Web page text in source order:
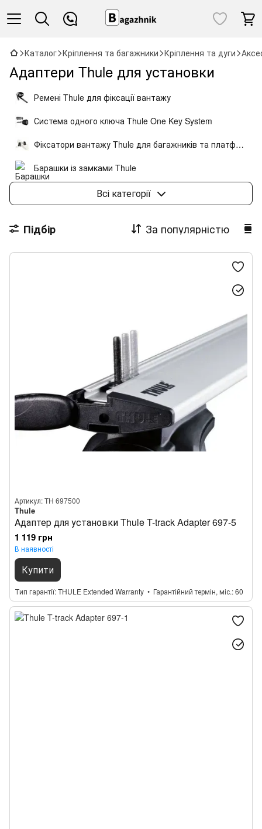
Каталог Кріплення та багажники Кріплення та дуги
Адаптери Thule для установки
Ремені Thule для фіксації вантажу
Система одного ключа Thule One Key System
Фіксатори вантажу Thule для багажників та платформ
Барашки із замками Thule
Троси з замками ThuleВсі категорії
Підбір За популярністю
Артикул: TH 697500
Thule
Адаптер для установки Thule T-track Adapter 697-5
1 119 грн
В наявності
Купити
Тип гарантії THULE Extended Warranty Гарантійний термін, міс. 60